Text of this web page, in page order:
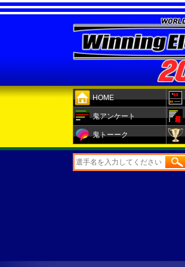
HOME
鬼アンケート
鬼トーーク